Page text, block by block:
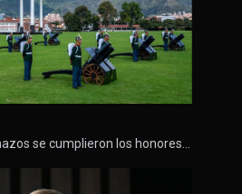
se cumplieron los honores…